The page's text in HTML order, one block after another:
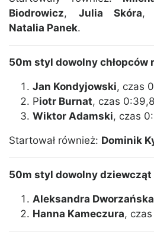
Biodrowicz, Julia Skóra,
Natalia Panek.
50m styl dowolny chłopców
Jan Kondyjowski, czas
Piotr Burnat, czas
Wiktor Adamski, czas
Startował również: Dominik
50m styl dowolny dziewcząt
Aleksandra Dworzańska
Hanna Kameczura,